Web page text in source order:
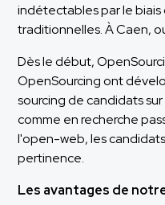
indétectables par le
traditionnelles. À Caen,
Dès le début,
OpenSourcing ont
sourcing de candidats
comme en recherche
l'open-web, les
pertinence.
Les avantages de